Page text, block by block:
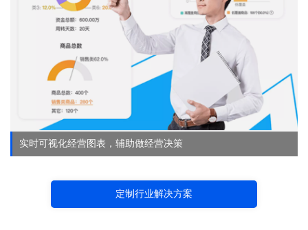
实时可视化经营图表，辅助做经营决策
定制行业解决方案